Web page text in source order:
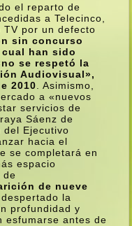
el reparto de
a Telecinco,
TV por un defecto
sin concurso
han sido
se respetó la
Audiovisual»,
2010 . Asimismo,
a «nuevos
servicios de
Sáenz de
del Ejecutivo
hacia el
se completará en
espacio
de
de nueve
la
profundidad y
esfumarse antes de